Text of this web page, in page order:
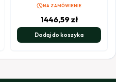
scheduleNA ZAMÓWIENIE
1446,59 zł
Dodaj do koszyka